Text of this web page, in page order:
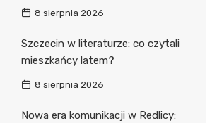
8 sierpnia 2026
Szczecin w literaturze: co czytali
mieszkańcy latem?
8 sierpnia 2026
Nowa era komunikacji w Redlicy: